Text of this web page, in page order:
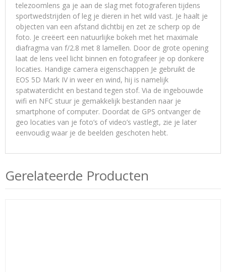
telezoomlens ga je aan de slag met fotograferen tijdens
sportwedstrijden of leg je dieren in het wild vast. Je haalt je
objecten van een afstand dichtbij en zet ze scherp op de
foto. Je creëert een natuurlijke bokeh met het maximale
diafragma van f/2.8 met 8 lamellen. Door de grote opening
laat de lens veel licht binnen en fotografeer je op donkere
locaties. Handige camera eigenschappen Je gebruikt de
EOS 5D Mark IV in weer en wind, hij is namelijk
spatwaterdicht en bestand tegen stof. Via de ingebouwde
wifi en NFC stuur je gemakkelijk bestanden naar je
smartphone of computer. Doordat de GPS ontvanger de
geo locaties van je foto’s of video’s vastlegt, zie je later
eenvoudig waar je de beelden geschoten hebt.
Gerelateerde Producten